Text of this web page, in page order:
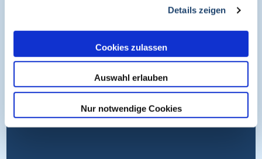
Details zeigen
Cookies zulassen
Auswahl erlauben
Nur notwendige Cookies